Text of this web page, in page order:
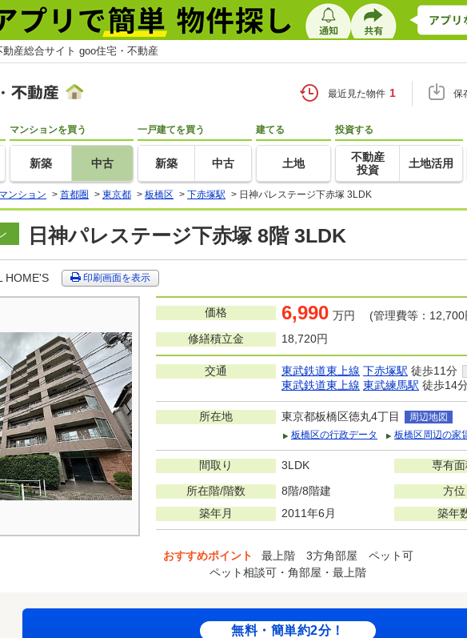
産総合サイト goo住宅・不動産
最近見た物件 1 保
マンションを買う
新築 中古
一戸建てを買う
新築 中古
建てる
土地
投資する
不動産
投資
土地活用
ンション > 首都圏 > 東京都 > 板橋区 > 下赤塚駅 > 日神パレステージ下赤塚 3LDK
日神パレステージ下赤塚 8階 3LDK
HOME'S 印刷画面を表示
価格 6,990 万円 (管理費等：12,700
修繕積立金
18,720円
交通 東武鉄道東上線 下赤塚駅 徒歩11分
東武鉄道東上線 東武練馬駅 徒歩14
所在地 東京都板橋区徳丸4丁目
周辺地図
板橋区の行政データ
板橋区周辺の家
間取り 3LDK
専有
所在階/階数
8階/8階建
方位
築年月
2011年6月 築年
おすすめポイント
最上階 3方角部屋 ペット可
ペット相談可・角部屋・最上階
無料・簡単約2分！